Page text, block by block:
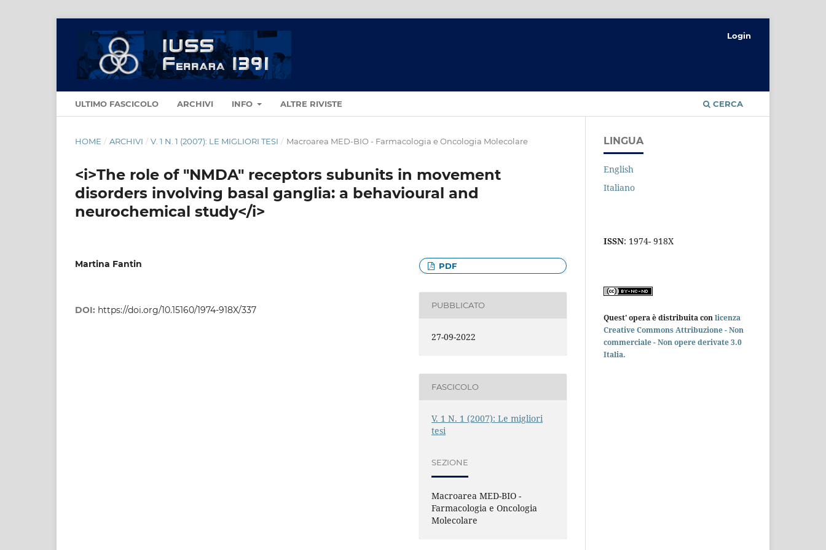
ULTIMO FASCICOLO ARCHIVI INFO ALTRE RIVISTE CERCA
Login
HOME / ARCHIVI / V. 1 N. 1 (2007): LE MIGLIORI TESI / Macroarea MED-BIO - Farmacologia e Oncologia Molecolare
<i>The role of "NMDA" receptors subunits in movement
disorders involving basal ganglia: a behavioural and
neurochemical study</i>
Martina Fantin
DOI: https://doi.org/10.15160/1974-918X/337
PDF
PUBBLICATO
27-09-2022
FASCICOLO
V. 1 N. 1 (2007): Le migliori
tesi
SEZIONE
Macroarea MED-BIO -
Farmacologia e Oncologia
Molecolare
LINGUA
English
Italiano
ISSN: 1974- 918X
Quest' opera è distribuita con licenza
Creative Commons Attribuzione - Non
commerciale - Non opere derivate 3.0
Italia.